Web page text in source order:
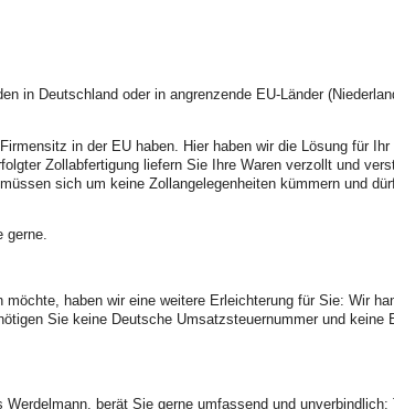
in Deutschland oder in angrenzende EU-Länder
in der EU haben. Hier haben wir die Lösung für Ihr
Zollabfertigung liefern Sie Ihre Waren verzollt und
sich um keine Zollangelegenheiten kümmern und
gerne.
haben wir eine weitere Erleichterung für Sie: Wir
Sie keine Deutsche Umsatzsteuernummer und keine
berät Sie gerne umfassend und unverbindlich: